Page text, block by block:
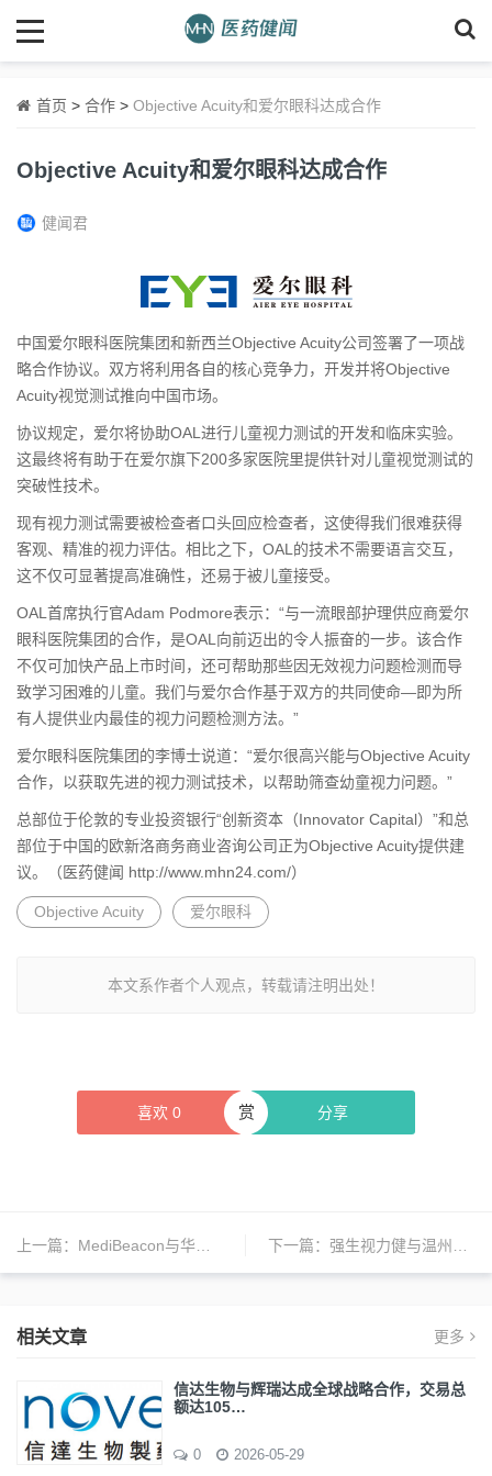
首页 > 合作 > Objective Acuity和爱尔眼科达成合作
Objective Acuity和爱尔眼科达成合作
健闻君
中国爱尔眼科医院集团和新西兰Objective Acuity公司签署了一项战
略合作协议。双方将利用各自的核心竞争力，开发并将Objective
Acuity视觉测试推向中国市场。
协议规定，爱尔将协助OAL进行儿童视力测试的开发和临床实验。
这最终将有助于在爱尔旗下200多家医院里提供针对儿童视觉测试的
突破性技术。
现有视力测试需要被检查者口头回应检查者，这使得我们很难获得
客观、精准的视力评估。相比之下，OAL的技术不需要语言交互，
这不仅可显著提高准确性，还易于被儿童接受。
OAL首席执行官Adam Podmore表示：“与一流眼部护理供应商爱尔
眼科医院集团的合作，是OAL向前迈出的令人振奋的一步。该合作
不仅可加快产品上市时间，还可帮助那些因无效视力问题检测而导
致学习困难的儿童。我们与爱尔合作基于双方的共同使命—即为所
有人提供业内最佳的视力问题检测方法。”
爱尔眼科医院集团的李博士说道：“爱尔很高兴能与Objective Acuity
合作，以获取先进的视力测试技术，以帮助筛查幼童视力问题。”
总部位于伦敦的专业投资银行“创新资本（Innovator Capital）”和总
部位于中国的欧新洛商务商业咨询公司正为Objective Acuity提供建
议。（医药健闻 http://www.mhn24.com/）
Objective Acuity 爱尔眼科
本文系作者个人观点，转载请注明出处！
喜欢 0 分享
赏
上一篇： MediBeacon与华东医药达成3000万美元独家合作协议 下一篇： 强生视力健与温州医科大学附属眼视光医院达成合作
相关文章 更多
信达生物与辉瑞达成全球战略合作，交易总
额达105…
0 2026-05-29